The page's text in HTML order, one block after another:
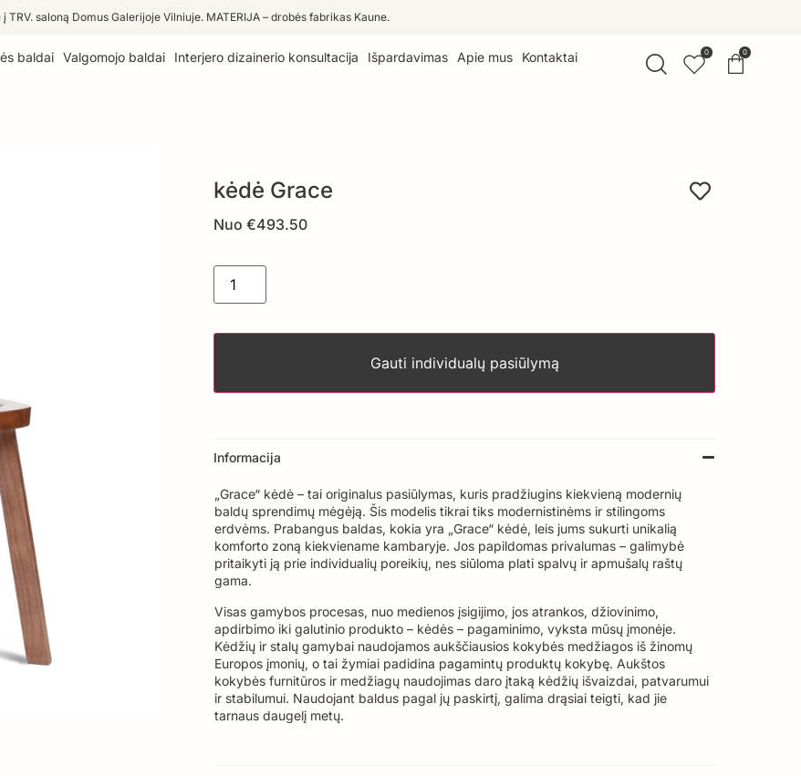
TRV. saloną Domus Galerijoje Vilniuje. MATERIJA – drobės fabrikas Kaune.
baldai Valgomojo baldai Interjero dizainerio konsultacija Išpardavimas Apie mus Kontaktai 0 0
kėdė Grace
Nuo €493.50
Gauti individualų pasiūlymą
Informacija
„Grace“ kėdė – tai originalus pasiūlymas, kuris pradžiugins kiekvieną modernių
baldų sprendimų mėgėją. Šis modelis tikrai tiks modernistinėms ir stilingoms
erdvėms. Prabangus baldas, kokia yra „Grace“ kėdė, leis jums sukurti unikalią
komforto zoną kiekviename kambaryje. Jos papildomas privalumas – galimybė
pritaikyti ją prie individualių poreikių, nes siūloma plati spalvų ir apmušalų raštų
gama.
Visas gamybos procesas, nuo medienos įsigijimo, jos atrankos, džiovinimo,
apdirbimo iki galutinio produkto – kėdės – pagaminimo, vyksta mūsų įmonėje.
Kėdžių ir stalų gamybai naudojamos aukščiausios kokybės medžiagos iš žinomų
Europos įmonių, o tai žymiai padidina pagamintų produktų kokybę. Aukštos
kokybės furnitūros ir medžiagų naudojimas daro įtaką kėdžių išvaizdai, patvarumui
ir stabilumui. Naudojant baldus pagal jų paskirtį, galima drąsiai teigti, kad jie
tarnaus daugelį metų.